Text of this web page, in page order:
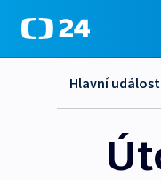
Hlavní